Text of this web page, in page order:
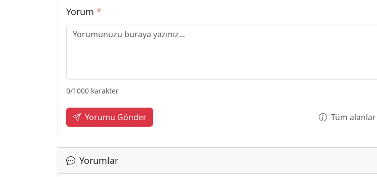
Yorum *
0/1000 karakter
Yorumu Gönder Tüm
Yorumlar